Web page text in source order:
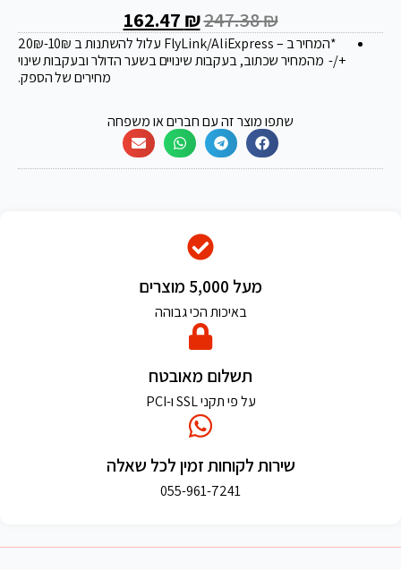
247.38₪
162.47 ₪
*המחיר ב – FlyLink/AliExpress עלול להשתנות ב 20 ₪-10₪
+/- מהמחיר שכתוב, בעקבות שינויים בשער הדולר ובעקבות שינוי
מחירים של הספק.
שתפו מוצר זה עם חברים או משפחה
מעל 5,000 מוצרים
באיכות הכי גבוהה
תשלום מאובטח
על פי תקני SSL ו-PCI
שירות לקוחות זמין לכל שאלה
055-961-7241